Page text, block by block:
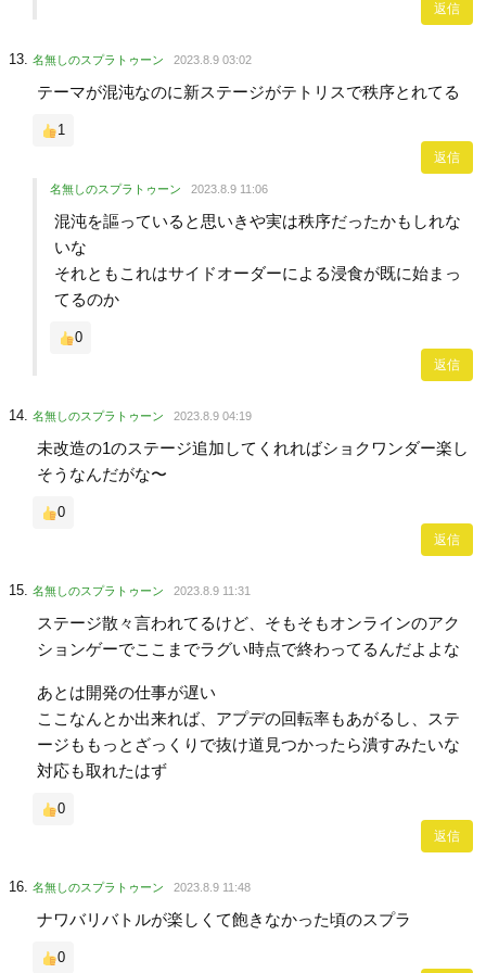
返信
名無しのスプラトゥーン 2023.8.9 03:02
テーマが混沌なのに新ステージがテトリスで秩序とれてる
1
返信
名無しのスプラトゥーン 2023.8.9 11:06
混沌を謳っていると思いきや実は秩序だったかもしれな
いな
それともこれはサイドオーダーによる浸食が既に始まっ
てるのか
0
返信
名無しのスプラトゥーン 2023.8.9 04:19
未改造の1のステージ追加してくれればショクワンダー楽し
そうなんだがな〜
0
返信
名無しのスプラトゥーン 2023.8.9 11:31
ステージ散々言われてるけど、そもそもオンラインのアク
ションゲーでここまでラグい時点で終わってるんだよよな
あとは開発の仕事が遅い
ここなんとか出来れば、アプデの回転率もあがるし、ステ
ージももっとざっくりで抜け道見つかったら潰すみたいな
対応も取れたはず
0
返信
名無しのスプラトゥーン 2023.8.9 11:48
ナワバリバトルが楽しくて飽きなかった頃のスプラ
0